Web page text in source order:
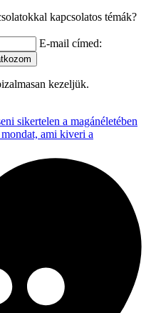
kapcsolatos témák?
E-mail címed:
kezeljük.
sikertelen a magánéletében
ami kiveri a